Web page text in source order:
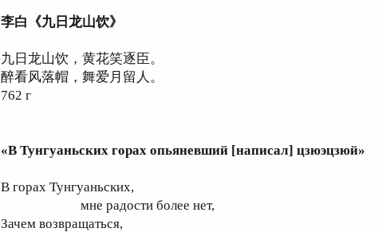
李白《九日龙山饮》
九日龙山饮，黄花笑逐臣。
醉看风落帽，舞爱月留人。
762 г
«В Тунгуаньских горах опьяневший [написал] цзюэцзюй»
В горах Тунгуаньских,
мне радости более нет,
Зачем возвращаться,